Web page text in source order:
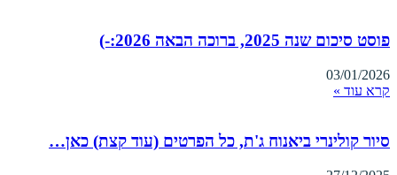
פוסט סיכום שנה 2025, ברוכה הבאה 2026:-)
03/01/2026
קרא עוד »
סיור קולינרי ביאנוח ג'ת, כל הפרטים (עוד קצת) כאן…